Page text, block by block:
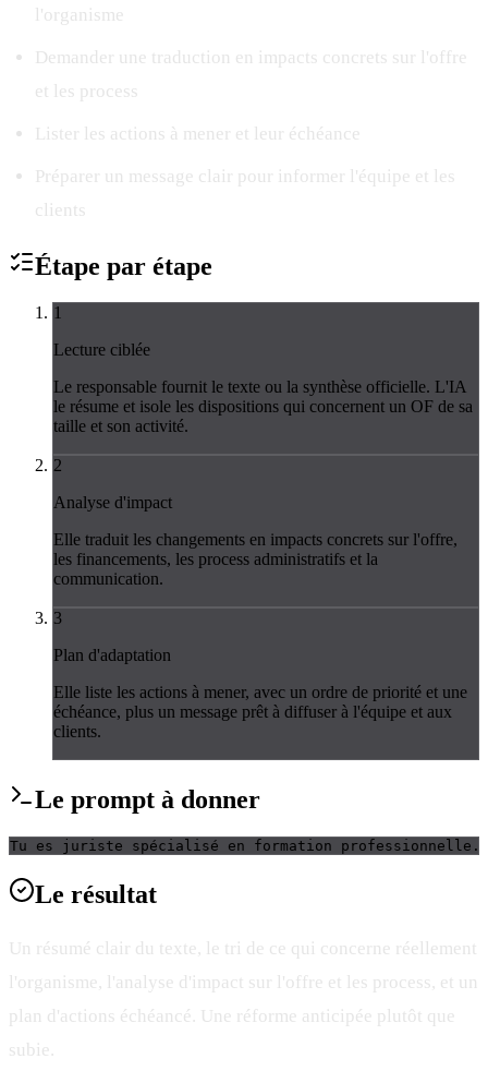
l'organisme
Demander une traduction en impacts concrets sur l'offre
et les process
Lister les actions à mener et leur échéance
Préparer un message clair pour informer l'équipe et les
clients
Étape par étape
1
Lecture ciblée
Le responsable fournit le texte ou la synthèse officielle. L'IA
le résume et isole les dispositions qui concernent un OF de sa
taille et son activité.
2
Analyse d'impact
Elle traduit les changements en impacts concrets sur l'offre,
les financements, les process administratifs et la
communication.
3
Plan d'adaptation
Elle liste les actions à mener, avec un ordre de priorité et une
échéance, plus un message prêt à diffuser à l'équipe et aux
clients.
Le prompt à donner
Tu es juriste spécialisé en formation professionnelle.
Le résultat
Un résumé clair du texte, le tri de ce qui concerne réellement
l'organisme, l'analyse d'impact sur l'offre et les process, et un
plan d'actions échéancé. Une réforme anticipée plutôt que
subie.